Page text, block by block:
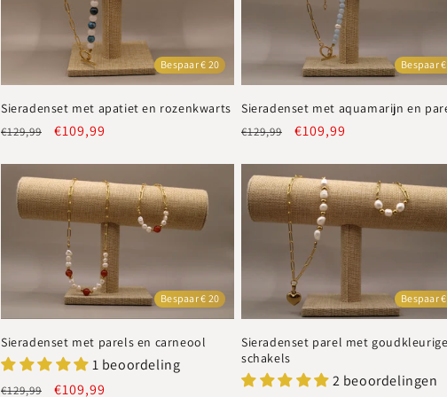
Bespaar € 20
Sieradenset met apatiet en rozenkwarts
Normale
€129,99 Aanbiedingsprijs
€109,99
Bespaar
Sieradenset met aquamarijn en
Normale
€129,99 Aanbiedingsprijs
€109,99
Bespaar € 20
Sieradenset met parels en carneool
1 beoordeling
Normale
€129,99 Aanbiedingsprijs
€109,99
Bespaar
Sieradenset parel met goudkleurige
schakels
2 beoordelingen